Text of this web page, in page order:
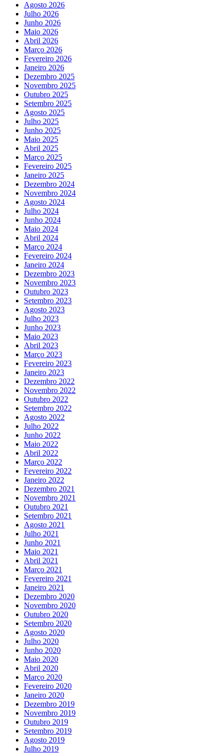
Agosto 2026
Julho 2026
Junho 2026
Maio 2026
Abril 2026
Março 2026
Fevereiro 2026
Janeiro 2026
Dezembro 2025
Novembro 2025
Outubro 2025
Setembro 2025
Agosto 2025
Julho 2025
Junho 2025
Maio 2025
Abril 2025
Março 2025
Fevereiro 2025
Janeiro 2025
Dezembro 2024
Novembro 2024
Agosto 2024
Julho 2024
Junho 2024
Maio 2024
Abril 2024
Março 2024
Fevereiro 2024
Janeiro 2024
Dezembro 2023
Novembro 2023
Outubro 2023
Setembro 2023
Agosto 2023
Julho 2023
Junho 2023
Maio 2023
Abril 2023
Março 2023
Fevereiro 2023
Janeiro 2023
Dezembro 2022
Novembro 2022
Outubro 2022
Setembro 2022
Agosto 2022
Julho 2022
Junho 2022
Maio 2022
Abril 2022
Março 2022
Fevereiro 2022
Janeiro 2022
Dezembro 2021
Novembro 2021
Outubro 2021
Setembro 2021
Agosto 2021
Julho 2021
Junho 2021
Maio 2021
Abril 2021
Março 2021
Fevereiro 2021
Janeiro 2021
Dezembro 2020
Novembro 2020
Outubro 2020
Setembro 2020
Agosto 2020
Julho 2020
Junho 2020
Maio 2020
Abril 2020
Março 2020
Fevereiro 2020
Janeiro 2020
Dezembro 2019
Novembro 2019
Outubro 2019
Setembro 2019
Agosto 2019
Julho 2019